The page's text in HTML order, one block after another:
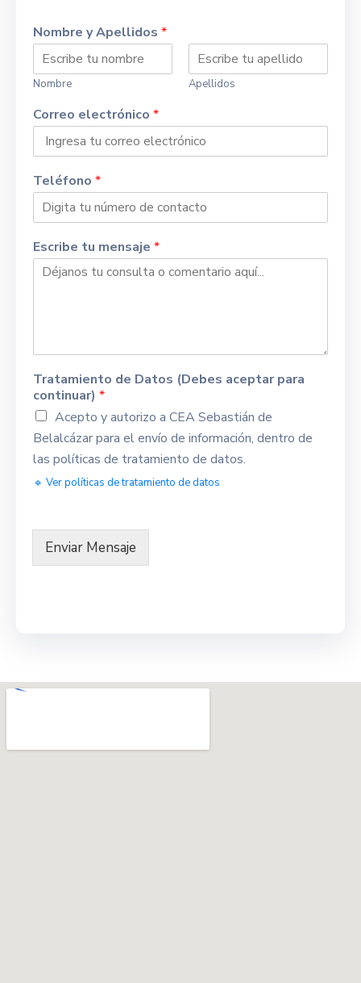
Nombre y Apellidos *
Nombre Apellidos
Correo electrónico *
Teléfono *
Escribe tu mensaje *
Tratamiento de Datos (Debes aceptar para
continuar) *
Acepto y autorizo a CEA Sebastián de
Belalcázar para el envío de información, dentro de
las políticas de tratamiento de datos.
🔹 Ver políticas de tratamiento de datos
Enviar Mensaje